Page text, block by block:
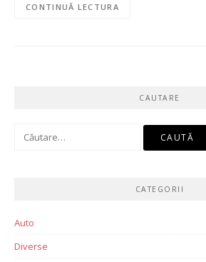
CONTINUĂ LECTURA
CAUTARE
Caută
CATEGORII
Auto
Diverse